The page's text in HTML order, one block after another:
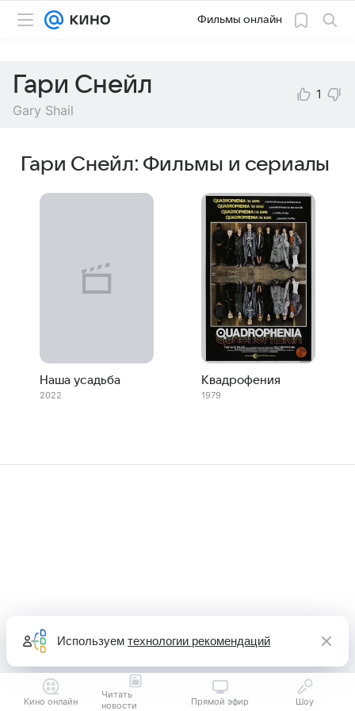
Фильмы онлайн
Гари Снейл
Gary Shail
1
Гари Снейл: Фильмы и сериалы
Наша усадьба
2022
Квадрофения
1979
Кино онлайн
Читать
новости
Прямой эфир Шоу
Используем технологии рекомендаций